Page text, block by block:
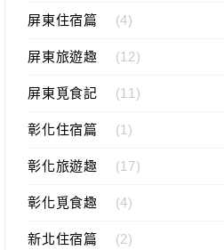
屏東住宿篇 (4)
屏東旅遊趣 (12)
屏東覓食記 (11)
彰化住宿篇 (1)
彰化旅遊趣 (17)
彰化覓食趣 (4)
新北住宿篇 (2)